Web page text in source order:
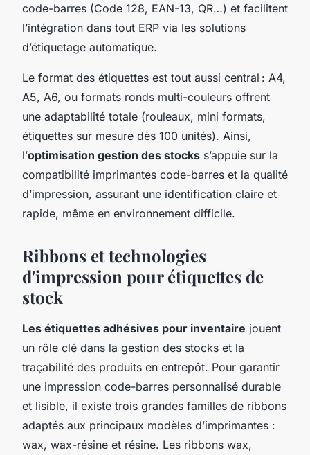
code-barres (Code 128, EAN-13, QR…) et facilitent
l’intégration dans tout ERP via les solutions
d’étiquetage automatique.
Le format des étiquettes est tout aussi central : A4,
A5, A6, ou formats ronds multi-couleurs offrent
une adaptabilité totale (rouleaux, mini formats,
étiquettes sur mesure dès 100 unités). Ainsi,
l’optimisation gestion des stocks s’appuie sur la
compatibilité imprimantes code-barres et la qualité
d’impression, assurant une identification claire et
rapide, même en environnement difficile.
Ribbons et technologies
d'impression pour étiquettes de
stock
Les étiquettes adhésives pour inventaire jouent
un rôle clé dans la gestion des stocks et la
traçabilité des produits en entrepôt. Pour garantir
une impression code-barres personnalisé durable
et lisible, il existe trois grandes familles de ribbons
adaptés aux principaux modèles d’imprimantes :
wax, wax-résine et résine. Les ribbons wax,